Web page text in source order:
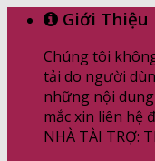
Giới Thiệu
Chúng tôi
tải do người
những nội
mắc xin liên hệ
NHÀ TÀI TRỢ: